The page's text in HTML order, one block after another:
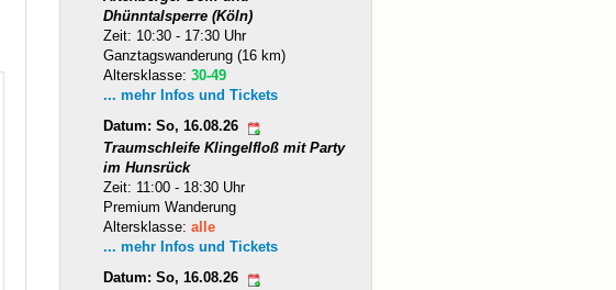
Dhünntalsperre (Köln)
Zeit: 10:30 - 17:30 Uhr
Ganztagswanderung (16 km)
Altersklasse:30-49
... mehr Infos und Tickets
Datum: So, 16.08.26
Traumschleife Klingelfloß mit Party
im Hunsrück
Zeit: 11:00 - 18:30 Uhr
Premium Wanderung
Altersklasse:alle
... mehr Infos und Tickets
Datum: So, 16.08.26